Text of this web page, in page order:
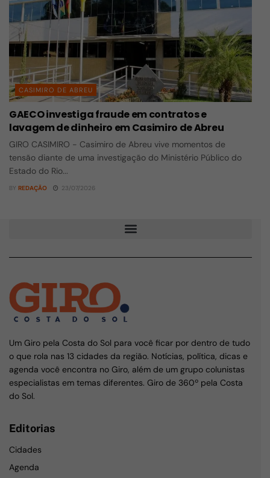
CASIMIRO DE ABREU
GAECO investiga fraude em contratos e
lavagem de dinheiro em Casimiro de Abreu
GIRO CASIMIRO - Casimiro de Abreu vive momentos de
tensão diante de uma investigação do Ministério Público do
Estado do Rio...
BY REDAÇÃO 23/07/2026
Um Giro pela Costa do Sol para você ficar por dentro de tudo
o que rola nas 13 cidades da região. Notícias, política, dicas e
agenda você encontra no Giro, além de um grupo colunistas
especialistas em temas diferentes. Giro de 360º pela Costa
do Sol.
Editorias
Cidades
Agenda